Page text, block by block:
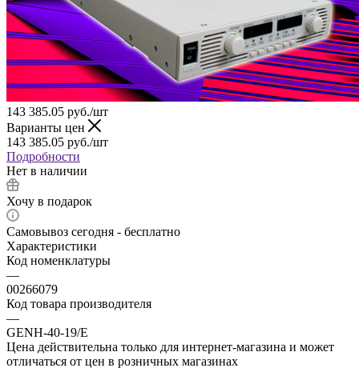
143 385.05 руб./шт
Варианты цен
143 385.05 руб./шт
Подробности
Нет в наличии
Хочу в подарок
Самовывоз сегодня - бесплатно
Характеристики
Код номенклатуры
—
00266079
Код товара производителя
—
GENH-40-19/E
Цена действительна только для интернет-магазина и может
отличаться от цен в розничных магазинах